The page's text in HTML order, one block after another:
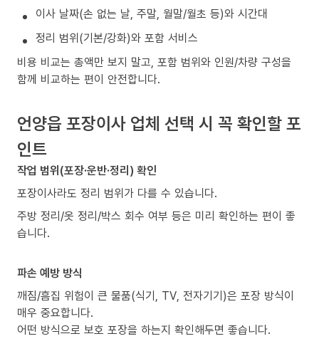
이사 날짜(손 없는 날, 주말, 월말/월초 등)와 시간대
정리 범위(기본/강화)와 포함 서비스
비용 비교는 총액만 보지 말고, 포함 범위와 인원/차량 구성을
함께 비교하는 편이 안전합니다.
언양읍 포장이사 업체 선택 시 꼭 확인할 포
인트
작업 범위(포장·운반·정리) 확인
포장이사라도 정리 범위가 다를 수 있습니다.
주방 정리/옷 정리/박스 회수 여부 등은 미리 확인하는 편이 좋
습니다.
파손 예방 방식
깨짐/흠집 위험이 큰 물품(식기, TV, 전자기기)은 포장 방식이
매우 중요합니다.
어떤 방식으로 보호 포장을 하는지 확인해두면 좋습니다.